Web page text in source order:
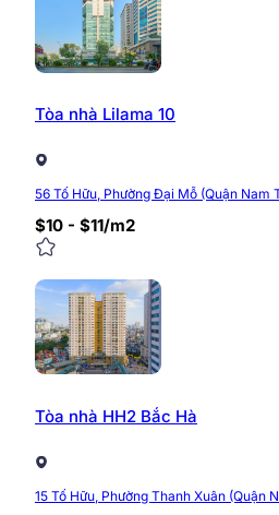
Tòa nhà Lilama 10
56 Tố Hữu, Phường Đại Mỗ (Quận Nam
$10 - $11/m2
Tòa nhà HH2 Bắc Hà
15 Tố Hữu, Phường Thanh Xuân (Quận